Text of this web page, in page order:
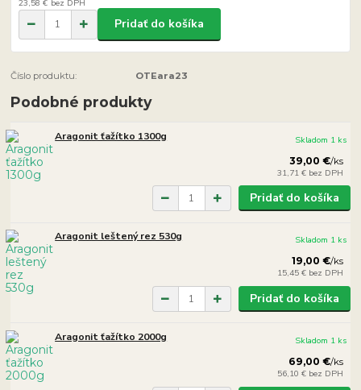
23,58 € bez DPH
Pridať do košíka
Číslo produktu: OTEara23
Podobné produkty
Aragonit ťažítko 1300g
39,00 €/ks
31,71 € bez DPH
Skladom 1 ks
Pridať do košíka
Aragonit leštený rez 530g
19,00 €/ks
15,45 € bez DPH
Skladom 1 ks
Pridať do košíka
Aragonit ťažítko 2000g
69,00 €/ks
56,10 € bez DPH
Skladom 1 ks